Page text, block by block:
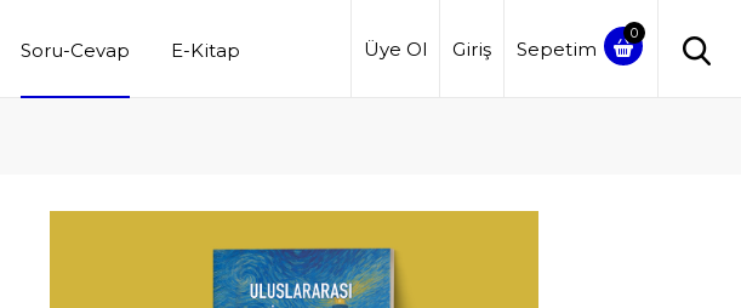
Soru-Cevap E-Kitap Üye Ol Giriş Sepetim